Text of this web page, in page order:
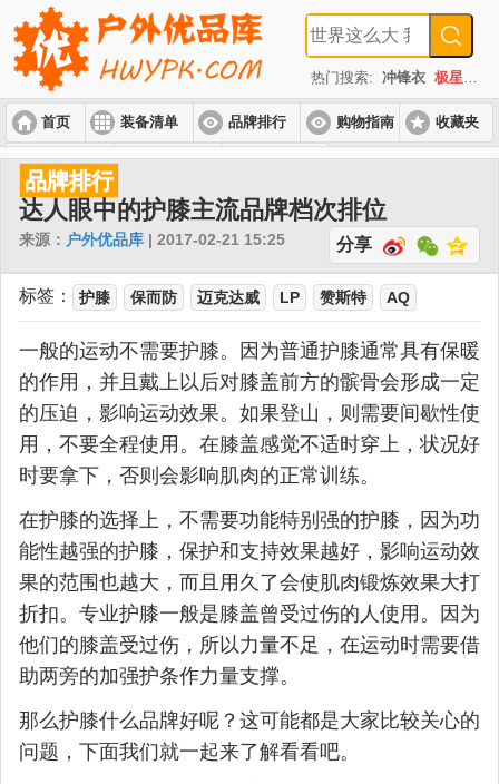
热门搜索: 冲锋衣 极星
首页 装备清单 品牌排行 购物指南
入门套装 进阶套装 高端套装
收藏夹
品牌排行
达人眼中的护膝主流品牌档次排位
分享
来源： 户外优品库 | 2017-02-21 15:25
标签： 护膝 保而防 迈克达威 LP 赞斯特 AQ
一般的运动不需要护膝。因为普通护膝通常具有保暖
的作用，并且戴上以后对膝盖前方的髌骨会形成一定
的压迫，影响运动效果。如果登山，则需要间歇性使
用，不要全程使用。在膝盖感觉不适时穿上，状况好
时要拿下，否则会影响肌肉的正常训练。
在护膝的选择上，不需要功能特别强的护膝，因为功
能性越强的护膝，保护和支持效果越好，影响运动效
果的范围也越大，而且用久了会使肌肉锻炼效果大打
折扣。专业护膝一般是膝盖曾受过伤的人使用。因为
他们的膝盖受过伤，所以力量不足，在运动时需要借
助两旁的加强护条作力量支撑。
那么护膝什么品牌好呢？这可能都是大家比较关心的
问题，下面我们就一起来了解看看吧。